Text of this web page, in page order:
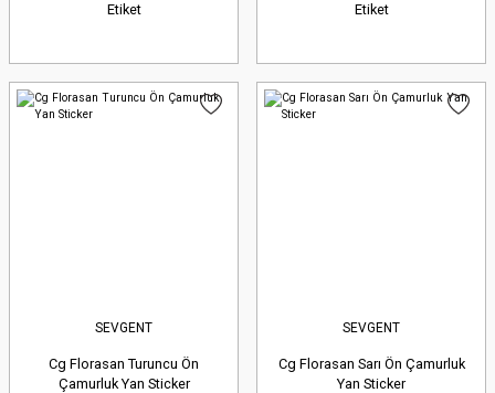
Etiket
Etiket
SEVGENT
Cg Florasan Turuncu Ön
Çamurluk Yan Sticker
SEVGENT
Cg Florasan Sarı Ön Çamurluk
Yan Sticker